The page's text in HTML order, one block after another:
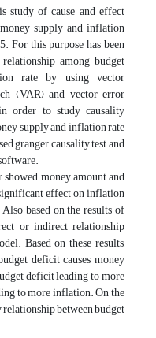
study of cause and effect
supply and inflation
For this purpose has been
among budget
rate by using vector
(VAR) and vector error
order to study causality
supply and inflation rate
granger causality test and
money amount and
effect on inflation
based on the results of
or indirect relationship
Based on these results,
deficit causes money
deficit leading to more
to more inflation. On the
between budget